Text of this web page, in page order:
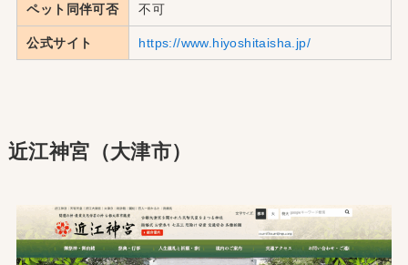
ペット同伴可否 不可
公式サイト https://www.hiyoshitaisha.jp/
近江神宮（大津市）